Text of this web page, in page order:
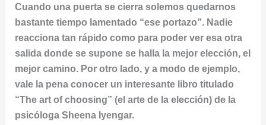
Cuando una puerta se cierra solemos quedarnos
bastante tiempo lamentado “ese portazo”. Nadie
reacciona tan rápido como para poder ver esa otra
salida donde se supone se halla la mejor elección, el
mejor camino. Por otro lado, y a modo de ejemplo,
vale la pena conocer un interesante libro titulado
“The art of choosing” (el arte de la elección) de la
psicóloga Sheena Iyengar.